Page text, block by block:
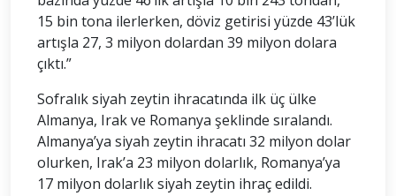
15 bin tona ilerlerken, döviz getirisi yüzde 43’lük
artışla 27, 3 milyon dolardan 39 milyon dolara
çıktı.”
Sofralık siyah zeytin ihracatında ilk üç ülke
Almanya, Irak ve Romanya şeklinde sıralandı.
Almanya’ya siyah zeytin ihracatı 32 milyon dolar
olurken, Irak’a 23 milyon dolarlık, Romanya’ya
17 milyon dolarlık siyah zeytin ihraç edildi.